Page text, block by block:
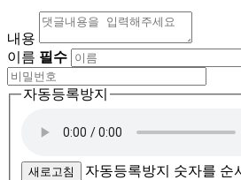
내용
이름 필수
자동등록방지
새로고침 자동등록방지 숫자를 순